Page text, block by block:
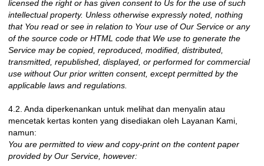
licensed the right or has given consent to Us for the use of such
intellectual property. Unless otherwise expressly noted, nothing
that You read or see in relation to Your use of Our Service or any
of the source code or HTML code that We use to generate the
Service may be copied, reproduced, modified, distributed,
transmitted, republished, displayed, or performed for commercial
use without Our prior written consent, except permitted by the
applicable laws and regulations.
4.2. Anda diperkenankan untuk melihat dan menyalin atau
mencetak kertas konten yang disediakan oleh Layanan Kami,
namun:
You are permitted to view and copy-print on the content paper
provided by Our Service, however: